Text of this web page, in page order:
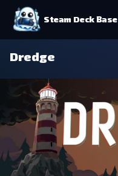
Steam Deck Base
Dredge